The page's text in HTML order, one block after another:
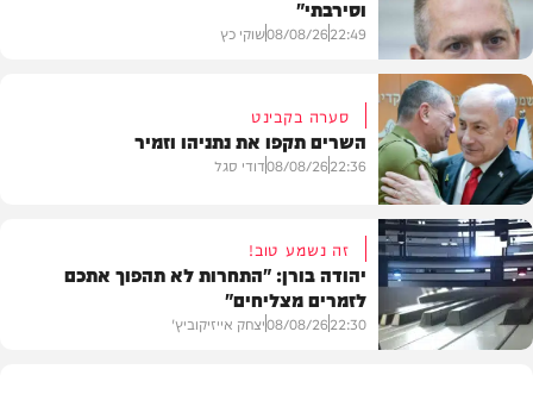
חדשות
וסירבתי"
22:49
08/08/26שוקי כץ
מדיני
סערה בקבינט
השרים תקפו את נתניהו וזמיר
22:36
08/08/26דודי סגל
זה נשמע טוב!
יהודה בורן: "התחרות לא תהפוך אתכם
לזמרים מצליחים"
22:30
08/08/26יצחק אייזיקוביץ'